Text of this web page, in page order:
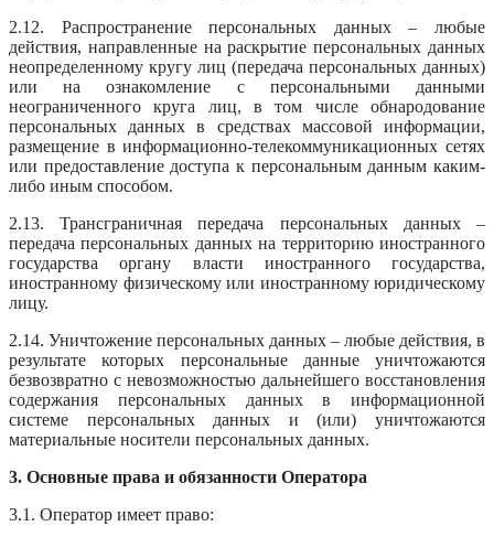
2.12. Распространение персональных данных – любые
действия, направленные на раскрытие персональных данных
неопределенному кругу лиц (передача персональных данных)
или на ознакомление с персональными данными
неограниченного круга лиц, в том числе обнародование
персональных данных в средствах массовой информации,
размещение в информационно-телекоммуникационных сетях
или предоставление доступа к персональным данным каким-
либо иным способом.
2.13. Трансграничная передача персональных данных –
передача персональных данных на территорию иностранного
государства органу власти иностранного государства,
иностранному физическому или иностранному юридическому
лицу.
2.14. Уничтожение персональных данных – любые действия, в
результате которых персональные данные уничтожаются
безвозвратно с невозможностью дальнейшего восстановления
содержания персональных данных в информационной
системе персональных данных и (или) уничтожаются
материальные носители персональных данных.
3. Основные права и обязанности Оператора
3.1. Оператор имеет право: